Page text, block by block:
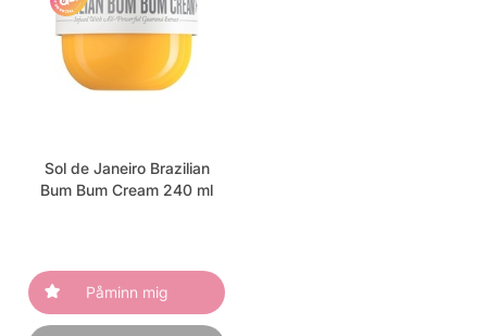
Sol de Janeiro Brazilian
Bum Bum Cream 240 ml
Påminn mig